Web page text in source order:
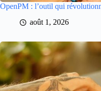
OpenPM : l’outil qui
août 1, 2026